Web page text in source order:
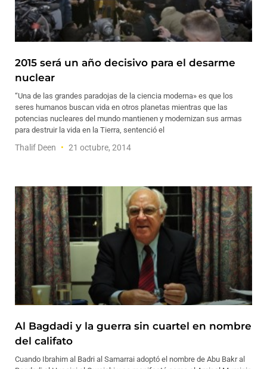
2015 será un año decisivo para el desarme
nuclear
“Una de las grandes paradojas de la ciencia moderna» es que los
seres humanos buscan vida en otros planetas mientras que las
potencias nucleares del mundo mantienen y modernizan sus armas
para destruir la vida en la Tierra, sentenció el
Thalif Deen 21 octubre, 2014
Al Bagdadi y la guerra sin cuartel en nombre
del califato
Cuando Ibrahim al Badri al Samarrai adoptó el nombre de Abu Bakr al